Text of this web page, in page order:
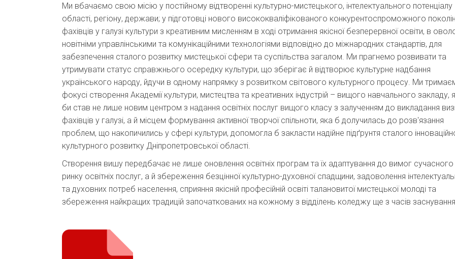
Ми вбачаємо свою місію у постійному відтворенні культурно-мистецького, інтелектуального потенціалу
області, регіону, держави; у підготовці нового висококваліфікованого конкурентоспроможного
фахівців у галузі культури з креативним мисленням в ході отримання якісної безперервної освіти, в
новітніми управлінськими та комунікаційними технологіями відповідно до міжнародних стандартів, для
забезпечення сталого розвитку мистецької сфери та суспільства загалом. Ми прагнемо розвивати та
утримувати статус справжнього осередку культури, що зберігає й відтворює культурне надбання
українського народу, йдучи в одному напрямку з розвитком світового культурного процесу. Ми
фокусі створення Академії культури, мистецтва та креативних індустрій – вищого навчального закладу,
би став не лише новим центром з надання освітніх послуг вищого класу з залученням до викладання
фахівців у галузі, а й місцем формування активної творчої спільноти, яка б долучилась до розв'язання
проблем, що накопичились у сфері культури, допомогла б закласти надійне підґрунтя сталого
культурного розвитку Дніпропетровської області.
Створення вишу передбачає не лише оновлення освітніх програм та їх адаптування до вимог сучасного
ринку освітніх послуг, а й збереження безцінної культурно-духовної спадщини, задоволення
та духовних потреб населення, сприяння якісній професійній освіті талановитої мистецької молоді та
збереження найкращих традицій започаткованих на кожному з відділень коледжу ще з часів